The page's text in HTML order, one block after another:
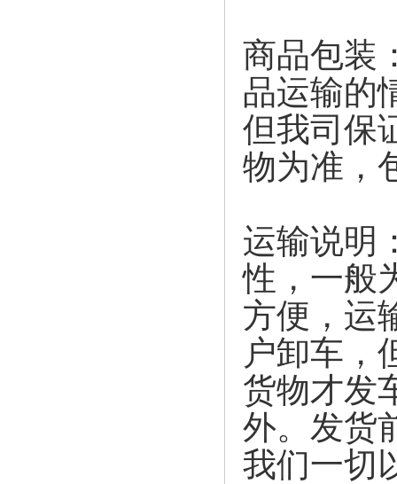
商品包装
品运输的
但我司保
物为准，
运输说明
性，一般
方便，运
户卸车，
货物才发
外。发货
我们一切